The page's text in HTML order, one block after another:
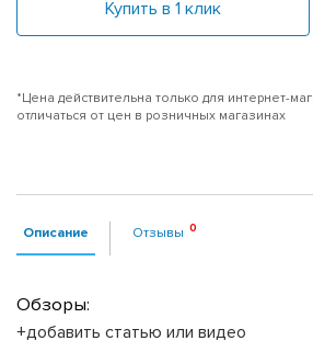
Купить в 1 клик
*Цена действительна только для интернет-
отличаться от цен в розничных магазинах
Описание Отзывы
Обзоры:
+добавить статью или видео